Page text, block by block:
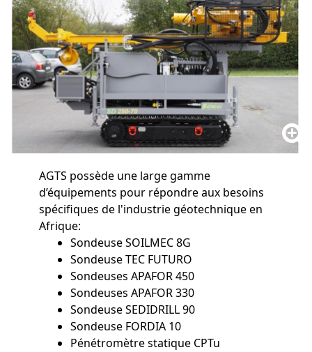
AGTS possède une large gamme
d’équipements pour répondre aux besoins
spécifiques de l'industrie géotechnique en
Afrique:
Sondeuse SOILMEC 8G
Sondeuse TEC FUTURO
Sondeuses APAFOR 450
Sondeuses APAFOR 330
Sondeuse SEDIDRILL 90
Sondeuse FORDIA 10
Pénétromètre statique CPTu